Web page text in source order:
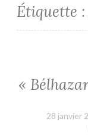
Étiquette
«
28 janvier